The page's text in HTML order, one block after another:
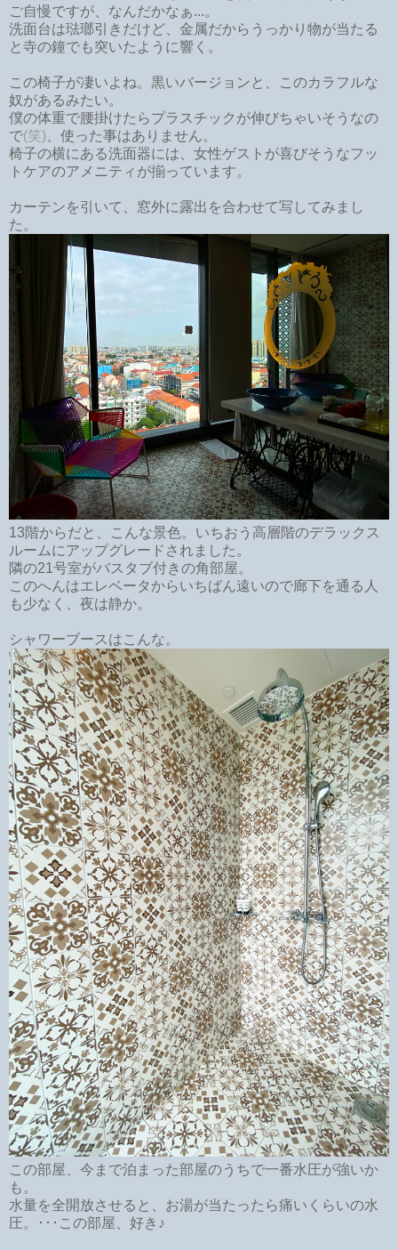
ご自慢ですが、なんだかなぁ...。
洗面台は琺瑯引きだけど、金属だからうっかり物が当たる
と寺の鐘でも突いたように響く。
この椅子が凄いよね。黒いバージョンと、このカラフルな
奴があるみたい。
僕の体重で腰掛けたらプラスチックが伸びちゃいそうなの
で(笑)、使った事はありません。
椅子の横にある洗面器には、女性ゲストが喜びそうなフッ
トケアのアメニティが揃っています。
カーテンを引いて、窓外に露出を合わせて写してみまし
た。
13階からだと、こんな景色。いちおう高層階のデラックス
ルームにアップグレードされました。
隣の21号室がバスタブ付きの角部屋。
このへんはエレベータからいちばん遠いので廊下を通る人
も少なく、夜は静か。
シャワーブースはこんな。
この部屋、今まで泊まった部屋のうちで一番水圧が強いか
も。
水量を全開放させると、お湯が当たったら痛いくらいの水
圧。･･･この部屋、好き♪